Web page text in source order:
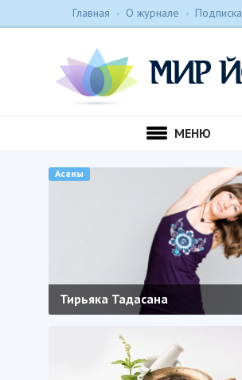
Главная О журнале Подписка
МЕНЮ
Тирьяка Тадасана
Асаны